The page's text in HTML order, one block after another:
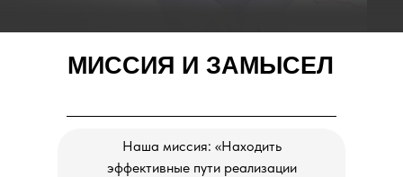
МИССИЯ И ЗАМЫСЕЛ
Наша миссия: «Находить
эффективные пути реализации